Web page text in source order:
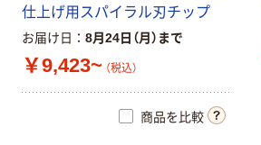
仕上げ用 スパイ ラ ル刃チ ッ プ
お届け日 8月24日（月）まで
￥9,423~ （税込）
商品を比較
アスクル はたら
￥386~